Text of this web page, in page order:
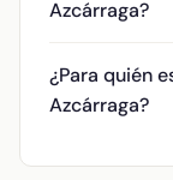
Azcárraga?
¿Para quién
Azcárraga?